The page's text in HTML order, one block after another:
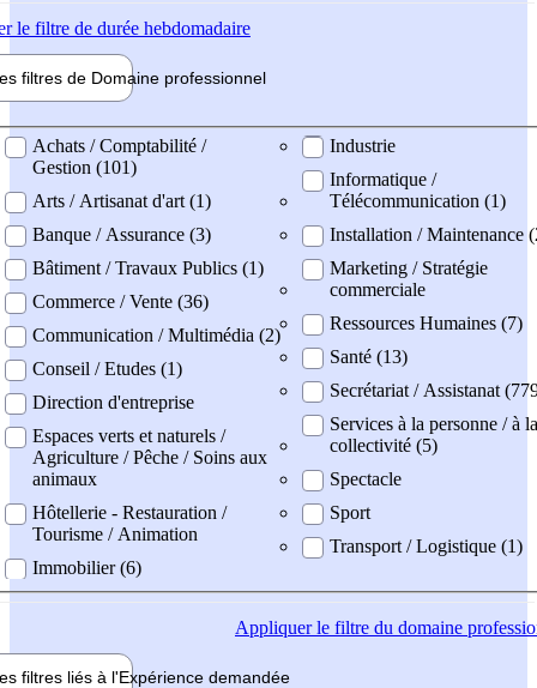
le filtre de durée hebdomadaire
filtres de Domaine professionnel
professionel
Achats / Comptabilité /
Gestion (101)
Arts / Artisanat d'art (1)
Banque / Assurance (3)
Bâtiment / Travaux Publics (1)
Commerce / Vente (36)
Communication / Multimédia (2)
Conseil / Etudes (1)
Direction d'entreprise
Espaces verts et naturels /
Agriculture / Pêche / Soins aux
animaux
Hôtellerie - Restauration /
Tourisme / Animation
Immobilier (6)
Industrie
Informatique /
Télécommunication (1)
Installation / Maintenance
Marketing / Stratégie
commerciale
Ressources Humaines (7)
Santé (13)
Secrétariat / Assistanat
Services à la personne / à la
collectivité (5)
Spectacle
Sport
Transport / Logistique (1)
Appliquerle filtre du domaine
filtres liés à l'Expérience demandée